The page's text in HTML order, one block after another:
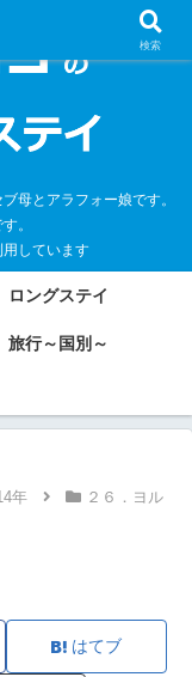
母とアラフォー娘です。
。
しています
ロングステイ
旅行～国別～
年
２６．ヨル
はてブ
検索